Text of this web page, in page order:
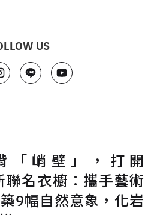
US
「峭壁」，打開
聯名衣櫥：攜手藝術
9幅自然意象，化岩